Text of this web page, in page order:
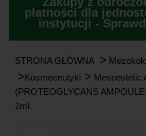
płatności dla
instytucji -
STRONA GŁÓWNA >
>Kosmeceutyki > Mesoestetic
(PROTEOGLYCANS
2ml